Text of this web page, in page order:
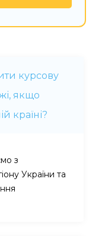
курсову
якщо
країні?
з
України та